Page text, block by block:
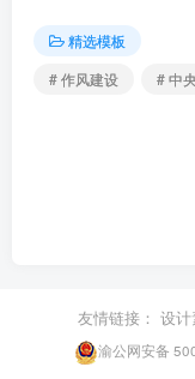
精选模板
# 作风建设
# 中
友情链接： 设
渝公网安备